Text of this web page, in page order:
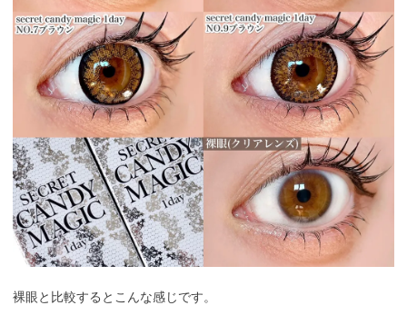
裸眼と比較するとこんな感じです。